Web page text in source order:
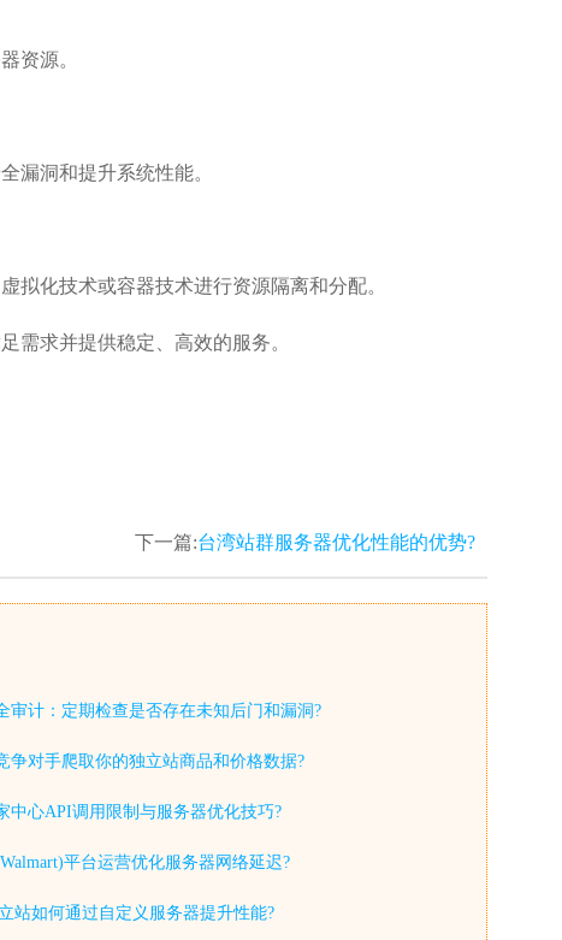
资源。
漏洞和提升系统性能。
拟化技术或容器技术进行资源隔离和分配。
需求并提供稳定、高效的服务。
下一篇:台湾站群服务器优化性能的优势?
审计：定期检查是否存在未知后门和漏洞?
争对手爬取你的独立站商品和价格数据?
中心API调用限制与服务器优化技巧?
平台运营优化服务器网络延迟?
站如何通过自定义服务器提升性能?